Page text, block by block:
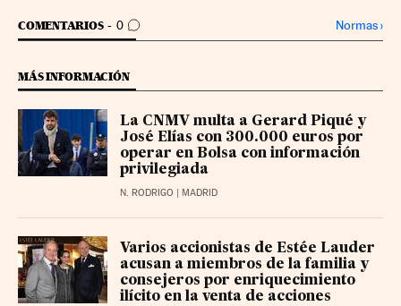
COMENTARIOS 0
IR A LOS COMENTARIOS Normas›
MÁS INFORMACIÓN
La CNMV multa a Gerard Piqué y
José Elías con 300.000 euros por
operar en Bolsa con información
privilegiada
N. RODRIGO | MADRID
Varios accionistas de Estée Lauder
acusan a miembros de la familia y
consejeros por enriquecimiento
ilícito en la venta de acciones